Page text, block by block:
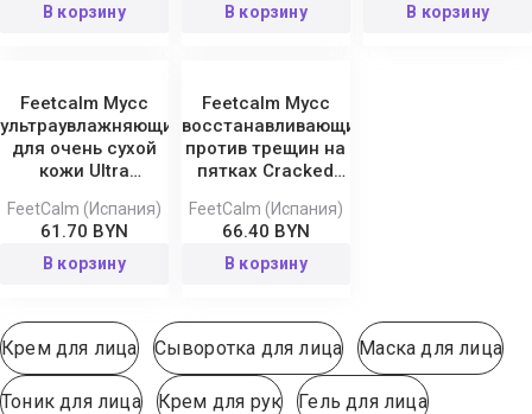
В корзину В корзину В корзину
Feetcalm Мусс
ультраувлажняющий
для очень сухой
кожи Ultra
FeetCalm (Испания)
61.70 BYN
В корзину
Feetсalm Мусс
восстанавливающий
против трещин на
пятках Cracked
FeetCalm (Испания)
66.40 BYN
В корзину
Крем для лица Сыворотка для лица Маска для лица
Тоник для лица Крем для рук Гель для лица